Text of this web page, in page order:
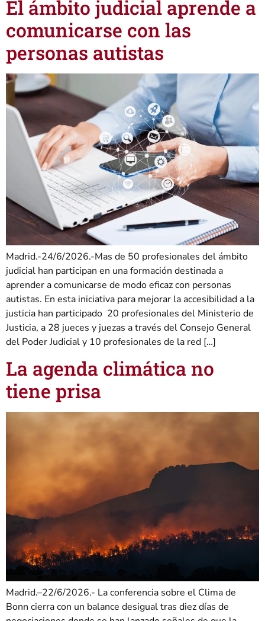
El ámbito judicial aprende a
comunicarse con las
personas autistas
Madrid.-24/6/2026.-Mas de 50 profesionales del ámbito
judicial han participan en una formación destinada a
aprender a comunicarse de modo eficaz con personas
autistas. En esta iniciativa para mejorar la accesibilidad a la
justicia han participado 20 profesionales del Ministerio de
Justicia, a 28 jueces y juezas a través del Consejo General
del Poder Judicial y 10 profesionales de la red […]
La agenda climática no
tiene prisa
Madrid.–22/6/2026.- La conferencia sobre el Clima de
Bonn cierra con un balance desigual tras diez días de